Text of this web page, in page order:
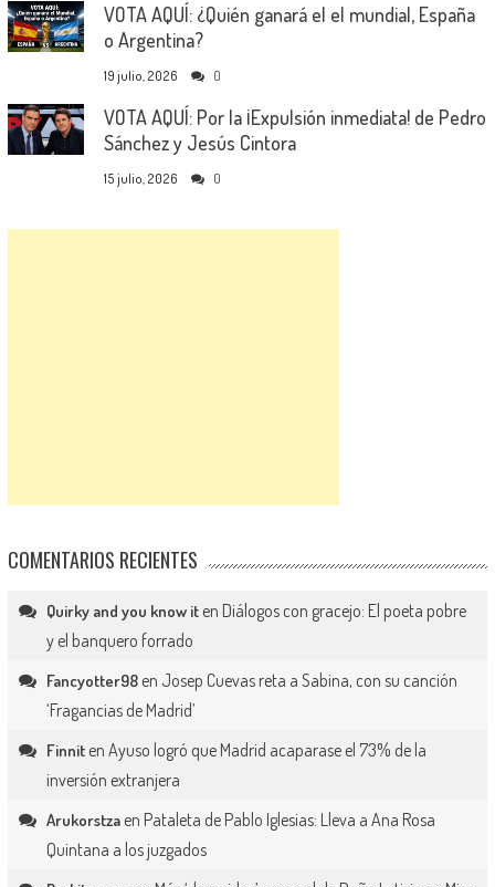
VOTA AQUÍ: ¿Quién ganará el el mundial, España
o Argentina?
19 julio, 2026 0
VOTA AQUÍ: Por la ¡Expulsión inmediata! de Pedro
Sánchez y Jesús Cintora
15 julio, 2026 0
COMENTARIOS RECIENTES
Quirky and you know iten Diálogos con gracejo: El poeta pobre
y el banquero forrado
Fancyotter98en Josep Cuevas reta a Sabina, con su canción
‘Fragancias de Madrid’
Finniten Ayuso logró que Madrid acaparase el 73% de la
inversión extranjera
Arukorstzaen Pataleta de Pablo Iglesias: Lleva a Ana Rosa
Quintana a los juzgados